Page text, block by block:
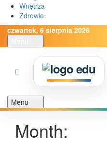
Wnętrza
Zdrowie
czwartek, 6 sierpnia 2026
Menu
Month: